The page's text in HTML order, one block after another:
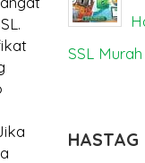
SSL
HASTAG